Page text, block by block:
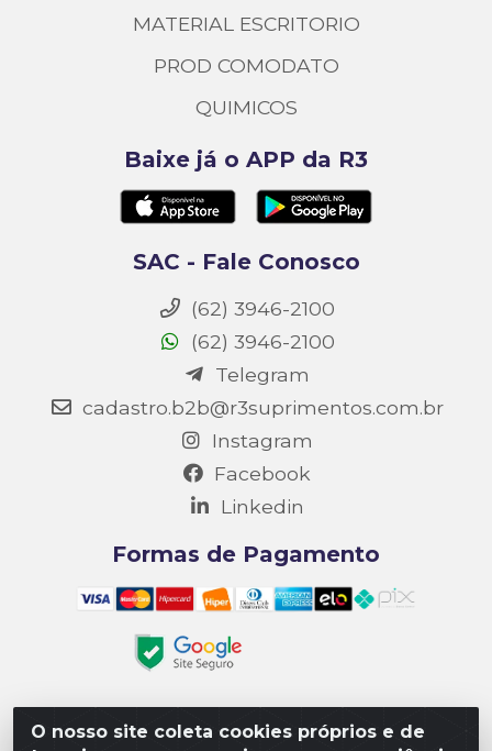
O nosso site coleta cookies próprios e de
MATERIAL ESCRITORIO
PROD COMODATO
QUIMICOS
Baixe já o APP da R3
SAC - Fale Conosco
(62) 3946-2100
(62) 3946-2100
Telegram
cadastro.b2b@r3suprimentos.com.br
Instagram
Facebook
Linkedin
Formas de Pagamento
Matriz R3 Suprimentos - Rua 14, Polo Empresarial Goiás